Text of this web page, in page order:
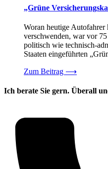
„Grüne
Woran heutige Autofahrer
verschwenden, war vor
politisch wie technisch-
Staaten eingeführten
Zum Beitrag ⟶
Ich berate Sie gern. Überall